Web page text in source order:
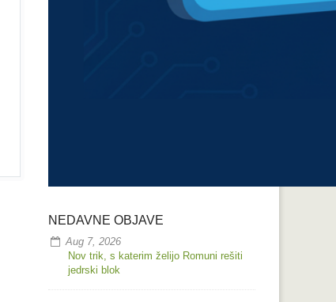
NEDAVNE OBJAVE
Aug 7, 2026
Nov trik, s katerim želijo Romuni rešiti
jedrski blok